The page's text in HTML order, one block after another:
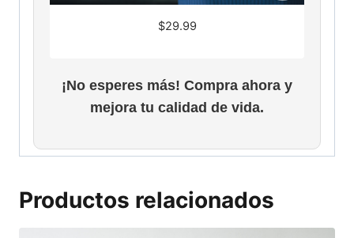
$29.99
¡No esperes más! Compra ahora y
mejora tu calidad de vida.
Productos relacionados